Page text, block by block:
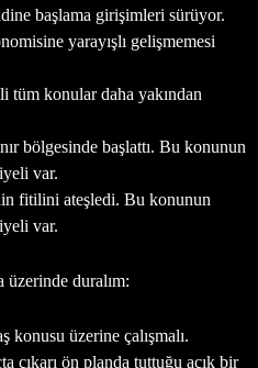
başlama girişimleri sürüyor.
yarayışlı gelişmemesi
tüm konular daha yakından
bölgesinde başlattı. Bu konunun
var.
fitilini ateşledi. Bu konunun
var.
duralım:
konusu üzerine çalışmalı.
çıkarı ön planda tuttuğu açık bir